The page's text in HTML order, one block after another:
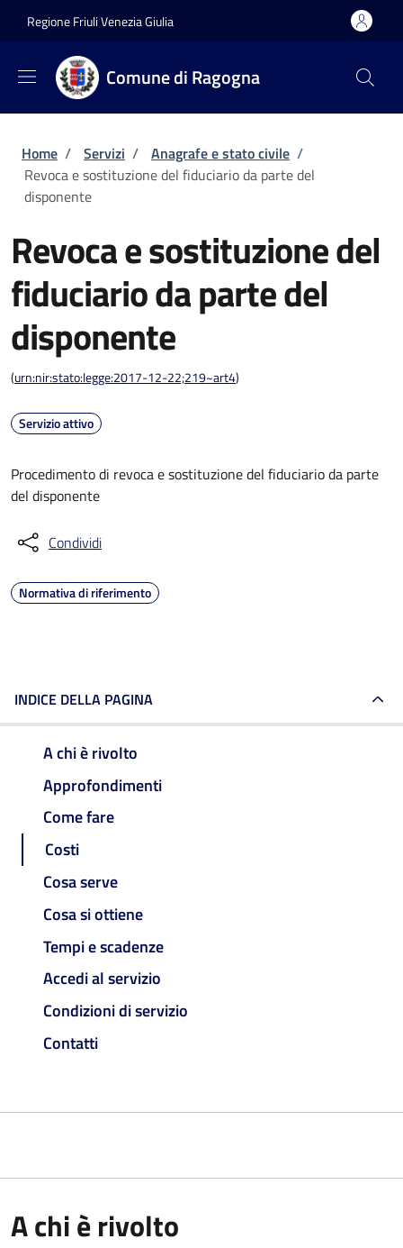
Regione Friuli Venezia Giulia
Comune di Ragogna
Briciole di pane
Home / Servizi / Anagrafe e stato civile /
Revoca e sostituzione del fiduciario da parte del
disponente
Revoca e sostituzione del
fiduciario da parte del
disponente
(urn:nir:stato:legge:2017-12-22;219~art4)
Servizio attivo
Procedimento di revoca e sostituzione del fiduciario da parte
del disponente
Condividi
Normativa di riferimento
INDICE DELLA PAGINA
A chi è rivolto
Approfondimenti
Come fare
Costi
Cosa serve
Cosa si ottiene
Tempi e scadenze
Accedi al servizio
Condizioni di servizio
Contatti
A chi è rivolto